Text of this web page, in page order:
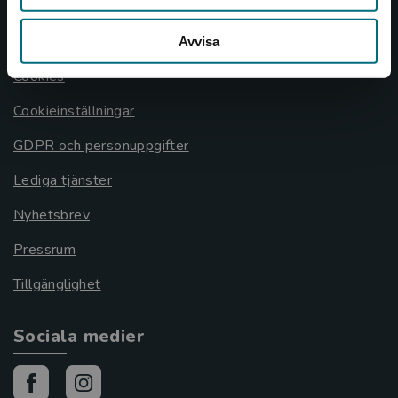
Avvisa
Cookies
Cookieinställningar
GDPR och personuppgifter
Lediga tjänster
Nyhetsbrev
Pressrum
Tillgänglighet
Sociala medier